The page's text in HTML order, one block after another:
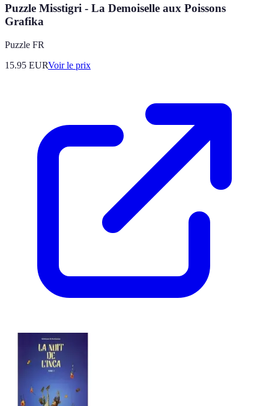
Puzzle Misstigri - La Demoiselle aux Poissons
Grafika
Puzzle FR
15.95 EURVoir le prix